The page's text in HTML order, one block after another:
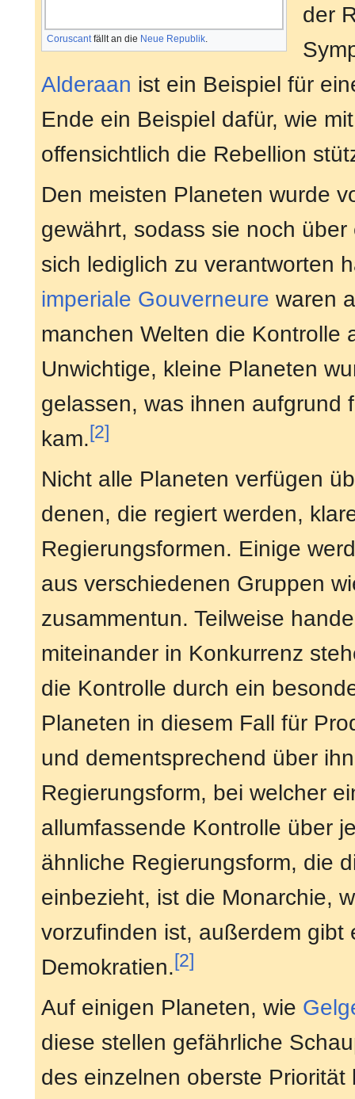
Coruscantfällt an die Neue Republik.
der
Alderaan ist ein Beispiel für
Ende ein Beispiel dafür, wie
offensichtlich die Rebellion
Den meisten Planeten wurde
gewährt, sodass sie noch
sich lediglich zu verantworten
imperiale Gouverneure waren
manchen Welten die Kontrolle
Unwichtige, kleine Planeten
gelassen, was ihnen aufgrund
kam.[2]
Nicht alle Planeten verfügen
denen, die regiert werden,
Regierungsformen. Einige
aus verschiedenen Gruppen
zusammentun. Teilweise
miteinander in Konkurrenz
die Kontrolle durch ein
Planeten in diesem Fall für
und dementsprechend über
Regierungsform, bei welcher
allumfassende Kontrolle über
ähnliche Regierungsform, die
einbezieht, ist die Monarchie,
vorzufinden ist, außerdem gibt
Demokratien.[2]
Auf einigen Planeten, wie
diese stellen gefährliche
des einzelnen oberste